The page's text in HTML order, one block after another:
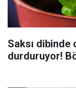
Saksı
durduruyor!